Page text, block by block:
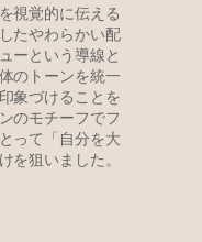
視覚的に伝える
たやわらかい配
ーという導線と
のトーンを統一
象づけることを
のモチーフでフ
って「自分を大
を狙いました。